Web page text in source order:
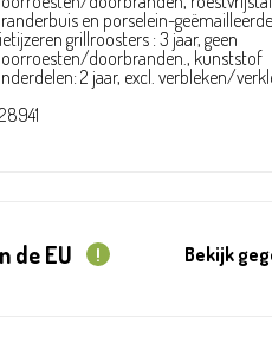
en porselein-
grillroosters : 3 jaar, geen
doorbranden., kunststof
2 jaar, excl. verbleken/
de EU ! Bekijk